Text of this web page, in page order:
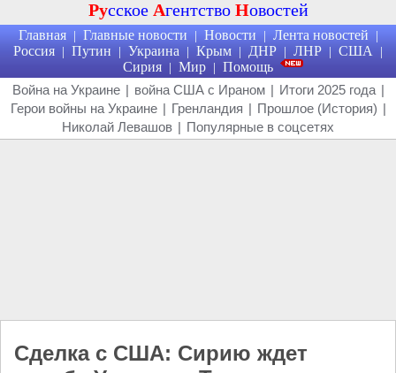
Русское Агентство Новостей
Главная | Главные новости | Новости | Лента новостей |
Россия | Путин | Украина | Крым | ДНР | ЛНР | США |
Сирия | Мир | Помощь
Война на Украине | война США с Ираном | Итоги 2025 года |
Герои войны на Украине | Гренландия | Прошлое (История) |
Николай Левашов | Популярные в соцсетях
Сделка с США: Сирию ждет